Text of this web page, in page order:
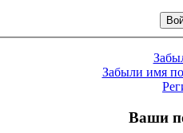
Забыли имя
Ваши